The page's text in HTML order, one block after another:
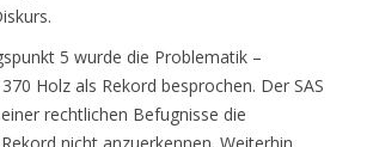
5 wurde die Problematik –
Holz als Rekord besprochen. Der SAS
rechtlichen Befugnisse die
nicht anzuerkennen. Weiterhin